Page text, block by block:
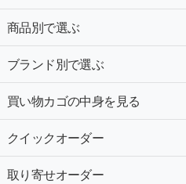
商品別で選ぶ
ブランド別で選ぶ
買い物カゴの中身を見る
クイックオーダー
取り寄せオーダー